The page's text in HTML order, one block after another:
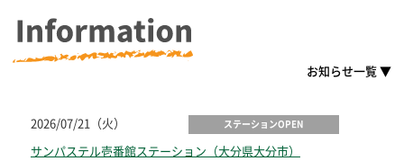
お知らせ一覧 ▼
2026/07/21（火） ステーションOPEN
サンパステル壱番館ステーション（大分県大分市）